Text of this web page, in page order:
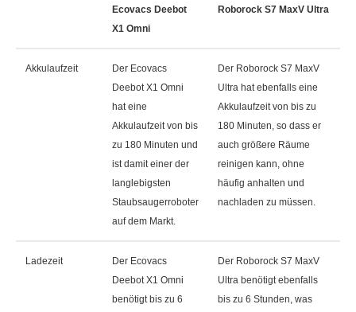
Ecovacs Deebot
X1 Omni
Roborock S7 MaxV Ultra
Akkulaufzeit
Der Ecovacs
Deebot X1 Omni
hat eine
Akkulaufzeit von bis
zu 180 Minuten und
ist damit einer der
langlebigsten
Staubsaugerroboter
auf dem Markt.
Der Roborock S7 MaxV
Ultra hat ebenfalls eine
Akkulaufzeit von bis zu
180 Minuten, so dass er
auch größere Räume
reinigen kann, ohne
häufig anhalten und
nachladen zu müssen.
Ladezeit
Der Ecovacs
Deebot X1 Omni
benötigt bis zu 6
Der Roborock S7 MaxV
Ultra benötigt ebenfalls
bis zu 6 Stunden, was